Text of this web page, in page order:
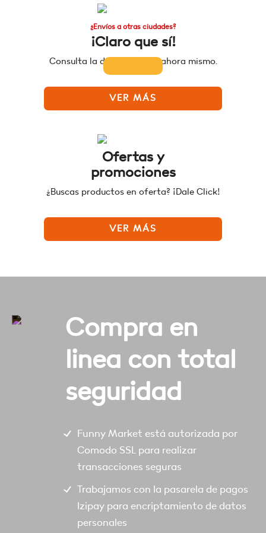
¿Envíos a otras ciudades?
¡Claro que sí!
Consulta la disponibilidad ahora mismo.
VER MÁS
Ofertas y
promociones
¿Buscas productos en oferta? ¡Dale Click!
VER MÁS
Compra en
linea con total
seguridad
Funny Market está autorizada por
Comodo SSL para realizar
transacciones seguras
Trabajamos con la pasarela de pagos
Izipay para encriptamiento de datos
personales